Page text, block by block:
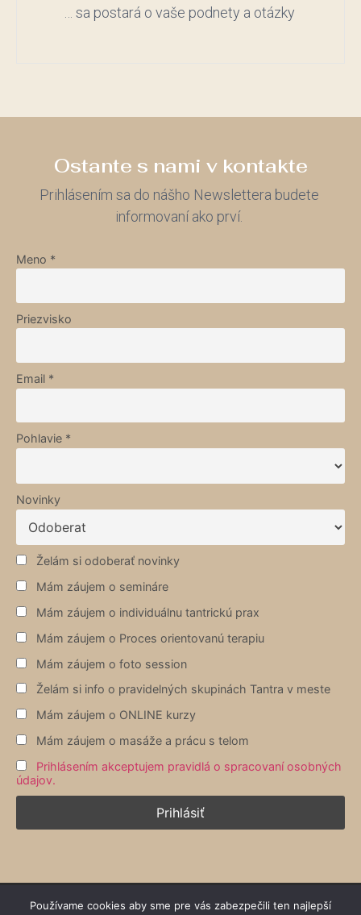
… sa postará o vaše podnety a otázky
Ostante s nami v kontakte
Prihlásením sa do nášho Newslettera budete
informovaní ako prví.
Meno *
Priezvisko
Email *
Pohlavie *
Novinky
Želám si odoberať novinky
Mám záujem o semináre
Mám záujem o individuálnu tantrickú prax
Mám záujem o Proces orientovanú terapiu
Mám záujem o foto session
Želám si info o pravidelných skupinách Tantra v meste
Mám záujem o ONLINE kurzy
Mám záujem o masáže a prácu s telom
Prihlásením akceptujem pravidlá o spracovaní osobných
údajov.
Používame cookies aby sme pre vás zabezpečili ten najlepší